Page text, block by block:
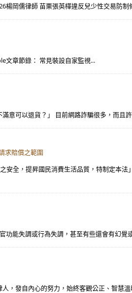
岡儒律師 苗栗張英樺違反兒少性交易防
章節錄： 常見裝設自家監視...
意可以退貨？」 目前網路詐騙很多，而且
求賠償之範圍
全，提昇國民消費生活品質，特制定本
能失調或行為失調，甚至有些還會有幻
，發自內心的努力，始終客觀公正、智慧